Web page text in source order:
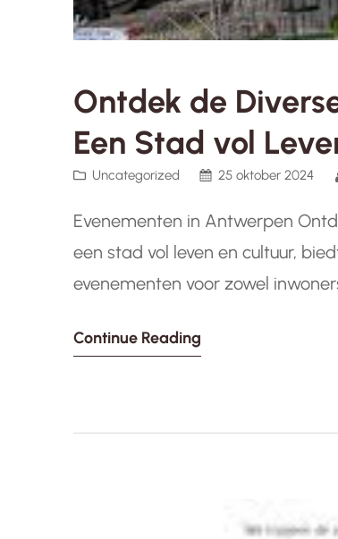
Ontdek de
Een Stad vol
Uncategorized 25 oktober 2024
Evenementen in Antwerpen
een stad vol leven en cultuur,
evenementen voor zowel
Muziekfestivals…
Continue Reading